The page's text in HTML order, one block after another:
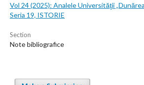
Vol 24 (2025): Analele Universităţii
Seria 19, ISTORIE
Section
Note bibliografice